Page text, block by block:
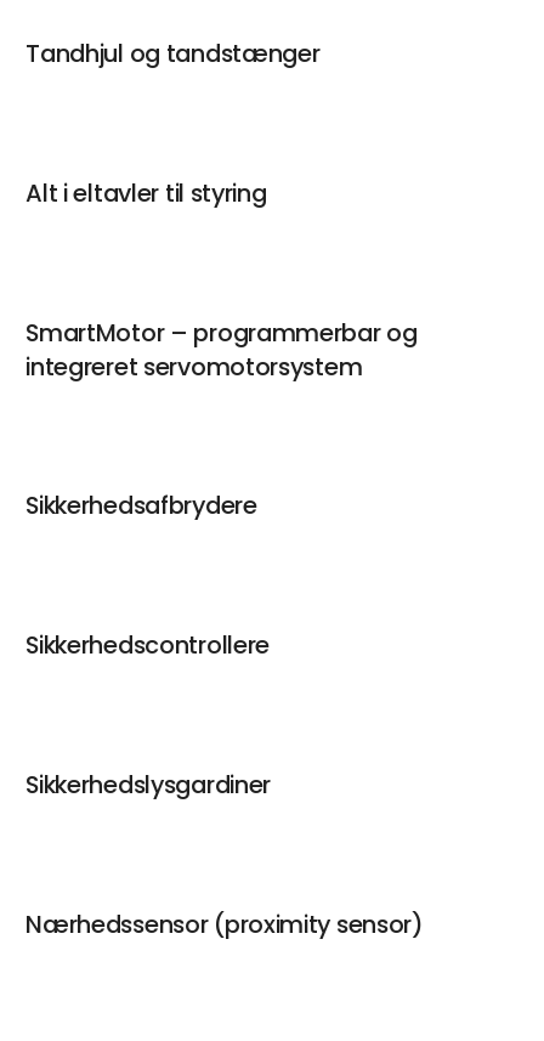
Tandhjul og tandstænger
Alt i eltavler til styring
SmartMotor – programmerbar og
integreret servomotorsystem
Sikkerhedsafbrydere
Sikkerhedscontrollere
Sikkerhedslysgardiner
Nærhedssensor (proximity sensor)